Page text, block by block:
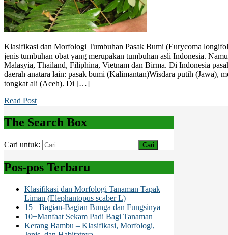
Klasifikasi dan Morfologi Tumbuhan Pasak Bumi (Eurycoma
jenis tumbuhan obat yang merupakan tumbuhan asli Indonesia.
Malasyia, Thailand, Filiphina, Vietnam dan Birma. Di Indonesia
daerah anatara lain: pasak bumi (Kalimantan)Wisdara putih (Jawa),
tongkat ali (Aceh). Di […]
Read Post
The Search Box
Cari untuk:
Pos-pos Terbaru
Klasifikasi dan Morfologi Tanaman Tapak
Liman (Elephantopus scaber L)
15+ Bagian-Bagian Bunga dan Fungsinya
10+Manfaat Sekam Padi Bagi Tanaman
Kerang Bambu – Klasifikasi, Morfologi,